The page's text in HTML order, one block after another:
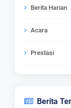
Berita Harian
Acara
Prestasi
Berita